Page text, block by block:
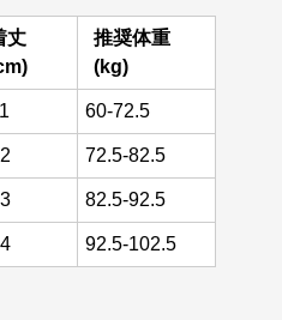
丈
推奨体重
(kg)
60-72.5
72.5-82.5
82.5-92.5
92.5-102.5